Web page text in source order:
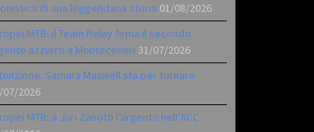
di una leggendaria storia 01/08/2026
MTB: il Team Relay firma il secondo
azzurro a Monteceneri 31/07/2026
Samara Maxwell sta per tornare
07/2026
MTB: a Juri Zanotti l’argento nell’XCC